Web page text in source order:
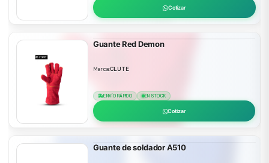
Cotizar
Guante Red Demon
Marca:CLUTE
ENVÍO RÁPIDO EN STOCK
Cotizar
Guante de soldador A510